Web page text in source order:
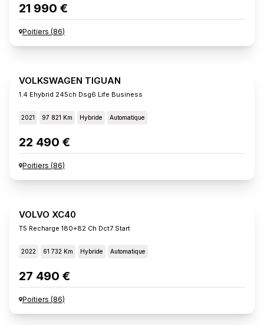
21 990 €
Poitiers (86)
VOLKSWAGEN TIGUAN
1.4 Ehybrid 245ch Dsg6 Life Business
2021 97 821 Km Hybride Automatique
22 490 €
Poitiers (86)
VOLVO XC40
T5 Recharge 180+82 Ch Dct7 Start
2022 61 732 Km Hybride Automatique
27 490 €
Poitiers (86)